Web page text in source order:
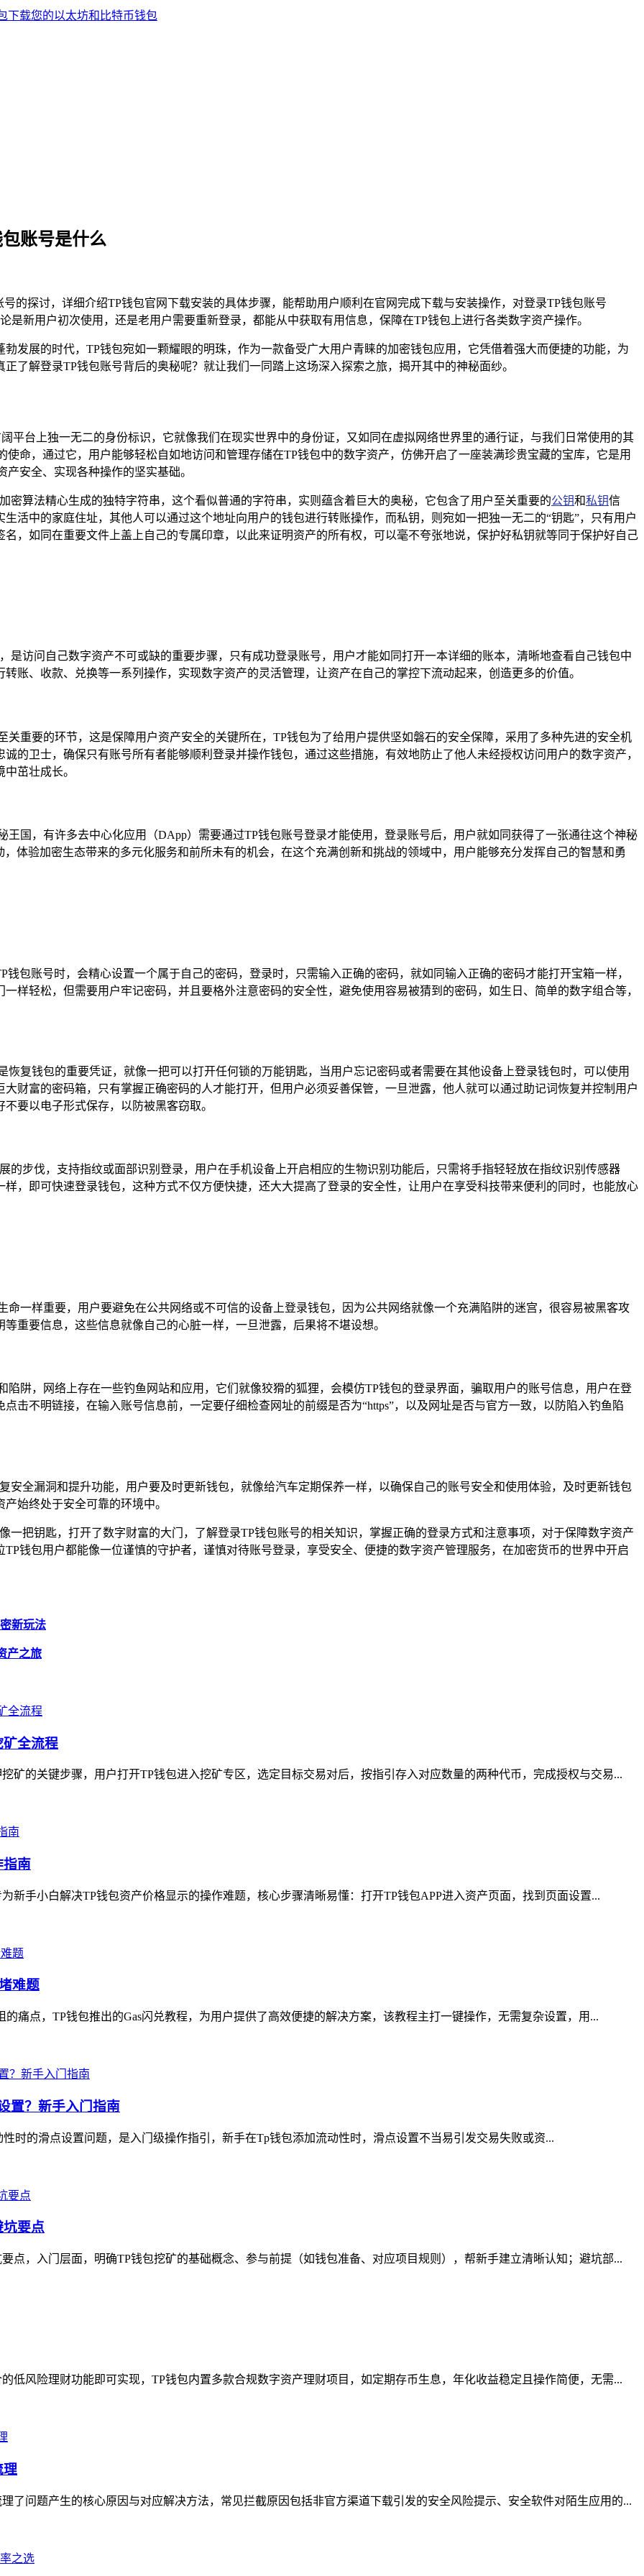
账号是什么
的探讨，详细介绍TP钱包官网下载安装的具体步骤，能帮助用户顺利在官网完成下载与安装操作，对登录TP钱包账号
新用户初次使用，还是老用户需要重新登录，都能从中获取有用信息，保障在TP钱包上进行各类数字资产操作。
发展的时代，TP钱包宛如一颗耀眼的明珠，作为一款备受广大用户青睐的加密钱包应用，它凭借着强大而便捷的功能，为
了解登录TP钱包账号背后的奥秘呢？就让我们一同踏上这场深入探索之旅，揭开其中的神秘面纱。
平台上独一无二的身份标识，它就像我们在现实世界中的身份证，又如同在虚拟网络世界里的通行证，与我们日常使用的其
命，通过它，用户能够轻松自如地访问和管理存储在TP钱包中的数字资产，仿佛开启了一座装满珍贵宝藏的宝库，它是用
安全、实现各种操作的坚实基础。
密算法精心生成的独特字符串，这个看似普通的字符串，实则蕴含着巨大的奥秘，它包含了用户至关重要的公钥和私钥信
活中的家庭住址，其他人可以通过这个地址向用户的钱包进行转账操作，而私钥，则宛如一把独一无二的“钥匙”，只有用户
，如同在重要文件上盖上自己的专属印章，以此来证明资产的所有权，可以毫不夸张地说，保护好私钥就等同于保护好自己
是访问自己数字资产不可或缺的重要步骤，只有成功登录账号，用户才能如同打开一本详细的账本，清晰地查看自己钱包中
账、收款、兑换等一系列操作，实现数字资产的灵活管理，让资产在自己的掌控下流动起来，创造更多的价值。
重要的环节，这是保障用户资产安全的关键所在，TP钱包为了给用户提供坚如磐石的安全保障，采用了多种先进的安全机
的卫士，确保只有账号所有者能够顺利登录并操作钱包，通过这些措施，有效地防止了他人未经授权访问用户的数字资产，
茁壮成长。
国，有许多去中心化应用（DApp）需要通过TP钱包账号登录才能使用，登录账号后，用户就如同获得了一张通往这个神秘
体验加密生态带来的多元化服务和前所未有的机会，在这个充满创新和挑战的领域中，用户能够充分发挥自己的智慧和勇
包账号时，会精心设置一个属于自己的密码，登录时，只需输入正确的密码，就如同输入正确的密码才能打开宝箱一样，
样轻松，但需要用户牢记密码，并且要格外注意密码的安全性，避免使用容易被猜到的密码，如生日、简单的数字组合等，
恢复钱包的重要凭证，就像一把可以打开任何锁的万能钥匙，当用户忘记密码或者需要在其他设备上登录钱包时，可以使用
财富的密码箱，只有掌握正确密码的人才能打开，但用户必须妥善保管，一旦泄露，他人就可以通过助记词恢复并控制用户
要以电子形式保存，以防被黑客窃取。
的步伐，支持指纹或面部识别登录，用户在手机设备上开启相应的生物识别功能后，只需将手指轻轻放在指纹识别传感器
，即可快速登录钱包，这种方式不仅方便快捷，还大大提高了登录的安全性，让用户在享受科技带来便利的同时，也能放心
一样重要，用户要避免在公共网络或不可信的设备上登录钱包，因为公共网络就像一个充满陷阱的迷宫，很容易被黑客攻
重要信息，这些信息就像自己的心脏一样，一旦泄露，后果将不堪设想。
阱，网络上存在一些钓鱼网站和应用，它们就像狡猾的狐狸，会模仿TP钱包的登录界面，骗取用户的账号信息，用户在登
击不明链接，在输入账号信息前，一定要仔细检查网址的前缀是否为“https”，以及网址是否与官方一致，以防陷入钓鱼陷
安全漏洞和提升功能，用户要及时更新钱包，就像给汽车定期保养一样，以确保自己的账号安全和使用体验，及时更新钱包
始终处于安全可靠的环境中。
一把钥匙，打开了数字财富的大门，了解登录TP钱包账号的相关知识，掌握正确的登录方式和注意事项，对于保障数字资产
钱包用户都能像一位谨慎的守护者，谨慎对待账号登录，享受安全、便捷的数字资产管理服务，在加密货币的世界中开启
新玩法
产之旅
全流程
矿的关键步骤，用户打开TP钱包进入挖矿专区，选定目标交易对后，按指引存入对应数量的两种代币，完成授权与交易...
指南
新手小白解决TP钱包资产价格显示的操作难题，核心步骤清晰易懂：打开TP钱包APP进入资产页面，找到页面设置...
难题
痛点，TP钱包推出的Gas闪兑教程，为用户提供了高效便捷的解决方案，该教程主打一键操作，无需复杂设置，用...
置？新手入门指南
时的滑点设置问题，是入门级操作指引，新手在Tp钱包添加流动性时，滑点设置不当易引发交易失败或资...
要点
点，入门层面，明确TP钱包挖矿的基础概念、参与前提（如钱包准备、对应项目规则），帮新手建立清晰认知；避坑部...
低风险理财功能即可实现，TP钱包内置多款合规数字资产理财项目，如定期存币生息，年化收益稳定且操作简便，无需...
理
了问题产生的核心原因与对应解决方法，常见拦截原因包括非官方渠道下载引发的安全风险提示、安全软件对陌生应用的...